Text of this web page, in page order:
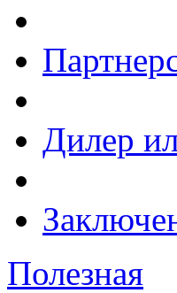
Дилер
Полезная